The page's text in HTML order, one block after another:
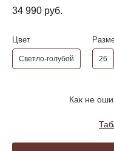
34 990 руб.
Цвет
Светло-голубой 26
Как не